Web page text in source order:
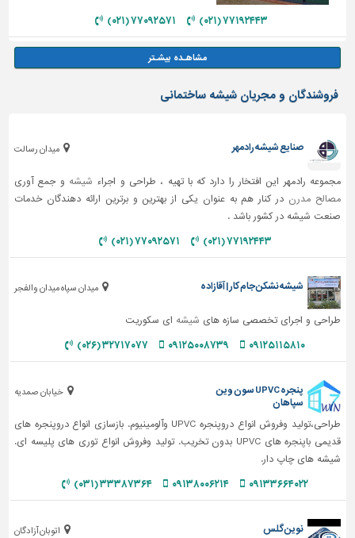
۷۷۱۹۲۴۴۳ (۰۲۱) ۷۷۰۹۲۵۷۱ (۰۲۱)
فروشندگان و مجریان شیشه ساختمانی
میدان رسالت صنایع شیشه رادمهر
مجموعه رادمهر این افتخار را دارد که با تهیه ، طراحی و اجراء شیشه و جمع آوری
مصالح مدرن در کنار هم به عنوان یکی از بهترین و برترین ارائه دهندگان خدمات
صنعت شیشه در کشور باشد .
۷۷۱۹۲۴۴۳ (۰۲۱) ۷۷۰۹۲۵۷۱ (۰۲۱)
میدان سپاه میدان والفجر شیشه نشکن جام کار | آقازاده
طراحی و اجرای تخصصی سازه های شیشه ای سکوریت
۰۹۱۲۵۱۱۵۸۱۰ ۰۹۱۲۵۰۰۸۷۳۹ ۳۲۷۱۷۰۷۷ (۰۲۶)
خیابان صمدیه
پنجره UPVC سون وین
سپاهان
طراحی،تولید وفروش انواع دروپنجره UPVC وآلومینیوم. بازسازی انواع دروپنجره های
قدیمی باپنجره های UPVC بدون تخریب. تولید وفروش انواع توری های پلیسه ای.
شیشه های چاپ دار.
۰۹۱۳۳۶۶۴۰۲۲ ۰۹۱۳۸۰۰۶۲۱۴ ۳۳۳۸۷۳۶۴ (۰۳۱)
اتوبان آزادگان نوین گلس